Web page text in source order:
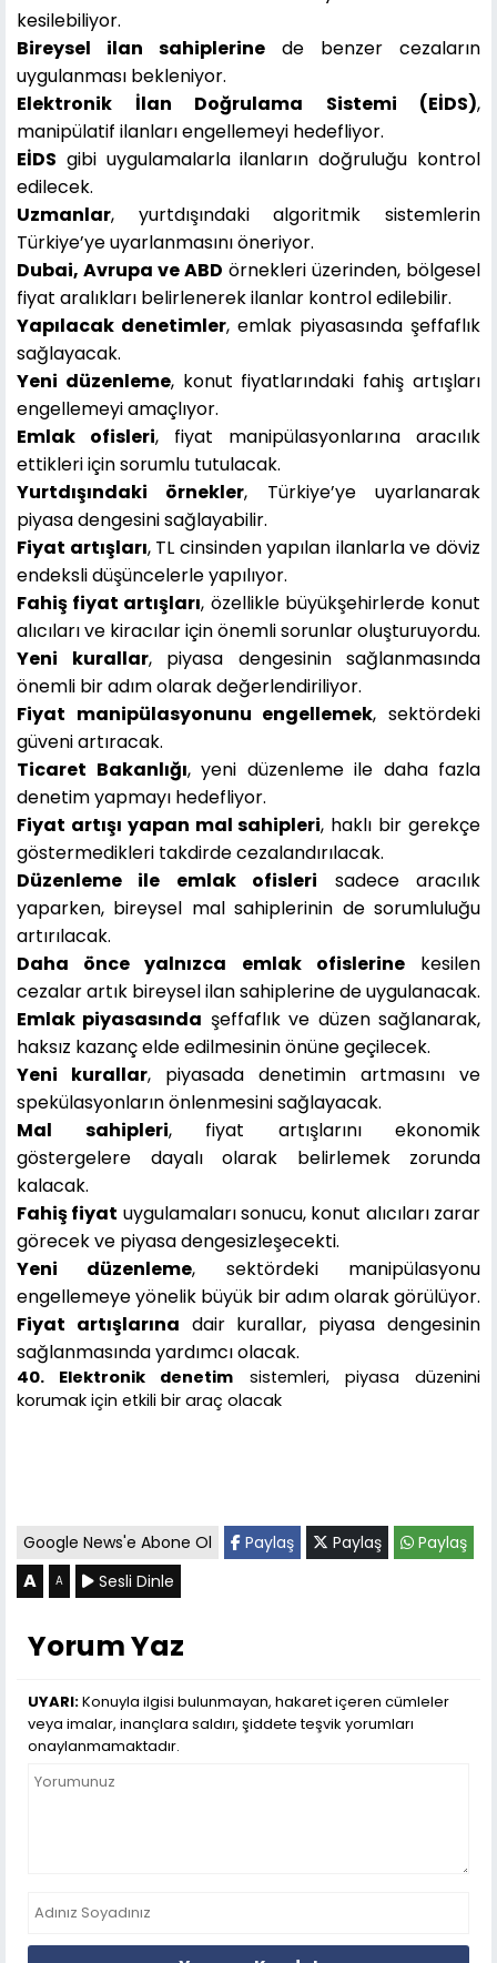
kesilebiliyor.
Bireysel ilan sahiplerine de benzer cezaların
uygulanması bekleniyor.
Elektronik İlan Doğrulama Sistemi (EİDS),
manipülatif ilanları engellemeyi hedefliyor.
EİDS gibi uygulamalarla ilanların doğruluğu kontrol
edilecek.
Uzmanlar, yurtdışındaki algoritmik sistemlerin
Türkiye’ye uyarlanmasını öneriyor.
Dubai, Avrupa ve ABD örnekleri üzerinden, bölgesel
fiyat aralıkları belirlenerek ilanlar kontrol edilebilir.
Yapılacak denetimler, emlak piyasasında şeffaflık
sağlayacak.
Yeni düzenleme, konut fiyatlarındaki fahiş artışları
engellemeyi amaçlıyor.
Emlak ofisleri, fiyat manipülasyonlarına aracılık
ettikleri için sorumlu tutulacak.
Yurtdışındaki örnekler, Türkiye’ye uyarlanarak
piyasa dengesini sağlayabilir.
Fiyat artışları, TL cinsinden yapılan ilanlarla ve döviz
endeksli düşüncelerle yapılıyor.
Fahiş fiyat artışları, özellikle büyükşehirlerde konut
alıcıları ve kiracılar için önemli sorunlar oluşturuyordu.
Yeni kurallar, piyasa dengesinin sağlanmasında
önemli bir adım olarak değerlendiriliyor.
Fiyat manipülasyonunu engellemek, sektördeki
güveni artıracak.
Ticaret Bakanlığı, yeni düzenleme ile daha fazla
denetim yapmayı hedefliyor.
Fiyat artışı yapan mal sahipleri, haklı bir gerekçe
göstermedikleri takdirde cezalandırılacak.
Düzenleme ile emlak ofisleri sadece aracılık
yaparken, bireysel mal sahiplerinin de sorumluluğu
artırılacak.
Daha önce yalnızca emlak ofislerinekesilen
cezalar artık bireysel ilan sahiplerine de uygulanacak.
Emlak piyasasında şeffaflık ve düzen sağlanarak,
haksız kazanç elde edilmesinin önüne geçilecek.
Yeni kurallar, piyasada denetimin artmasını ve
spekülasyonların önlenmesini sağlayacak.
Mal sahipleri, fiyat artışlarını ekonomik
göstergelere dayalı olarak belirlemek zorunda
kalacak.
Fahiş fiyat uygulamaları sonucu, konut alıcıları zarar
görecek ve piyasa dengesizleşecekti.
Yeni düzenleme, sektördeki manipülasyonu
engellemeye yönelik büyük bir adım olarak görülüyor.
Fiyat artışlarına dair kurallar, piyasa dengesinin
sağlanmasında yardımcı olacak.
40. Elektronik denetim sistemleri, piyasa düzenini
korumak için etkili bir araç olacak
Google News'e Abone Ol Paylaş Paylaş Paylaş
A A Sesli Dinle
Yorum Yaz
UYARI:Konuyla ilgisi bulunmayan, hakaret içeren cümleler
veya imalar, inançlara saldırı, şiddete teşvik yorumları
onaylanmamaktadır.